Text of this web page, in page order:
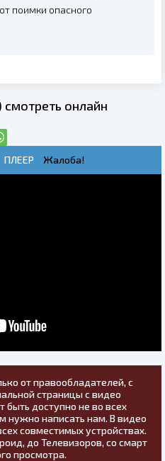
поимки опасного
онлайн
ПЛЕЕР Жалоба!
от правообладателей, с
страницы с видео
доступно не во всех
нужно написать нам. В видео
совместимых устройствах.
до Телевизоров, со смарт
просмотра.